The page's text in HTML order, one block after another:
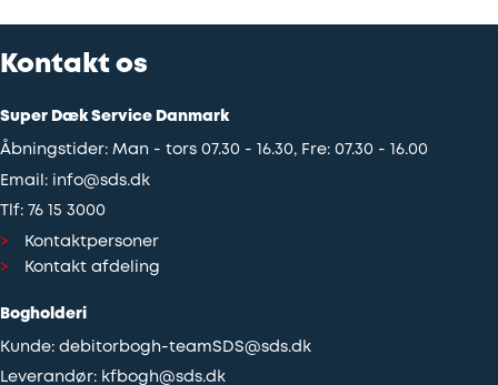
Kontakt os
Super Dæk Service Danmark
Åbningstider: Man - tors 07.30 - 16.30, Fre: 07.30 - 16.00
Email: info@sds.dk
Tlf: 76 15 3000
Kontaktpersoner
Kontakt afdeling
Bogholderi
Kunde: debitorbogh-teamSDS@sds.dk
Leverandør: kfbogh@sds.dk